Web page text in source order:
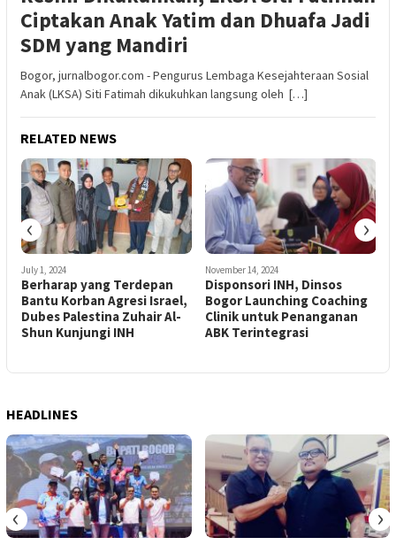
Ciptakan Anak Yatim dan Dhuafa Jadi
SDM yang Mandiri
Bogor, jurnalbogor.com - Pengurus Lembaga Kesejahteraan Sosial
Anak (LKSA) Siti Fatimah dikukuhkan langsung oleh […]
RELATED NEWS
July 1, 2024
Berharap yang Terdepan
Bantu Korban Agresi Israel,
Dubes Palestina Zuhair Al-
Shun Kunjungi INH
November 14, 2024
Disponsori INH, Dinsos
Bogor Launching Coaching
Clinik untuk Penanganan
ABK Terintegrasi
‹ ›
HEADLINES
‹ ›